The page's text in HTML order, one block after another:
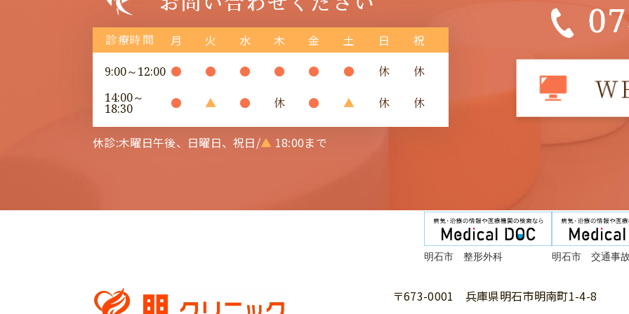
診療時間 月 火 水 木 金 土 日 祝
9:00～12:00 ● ● ● ● ● ● 休 休
14:00～
18:30 ● ▲ ● 休 ● ▲ 休 休
休診:木曜日午後、日曜日、祝日/▲ 18:00まで
明石市 整形外科 明石市 交通事
〒673-0001 兵庫県明石市明南町1-4-8